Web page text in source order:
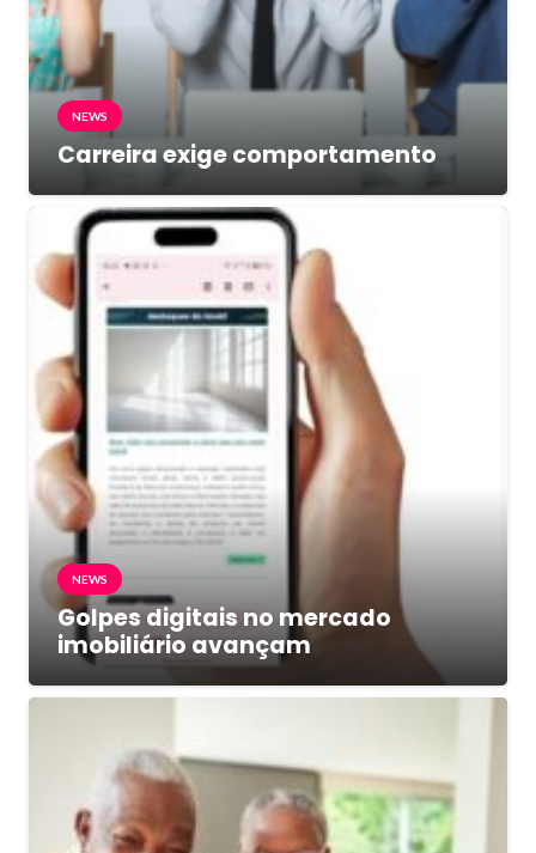
NEWS
Carreira exige comportamento
NEWS
Golpes digitais no mercado
imobiliário avançam